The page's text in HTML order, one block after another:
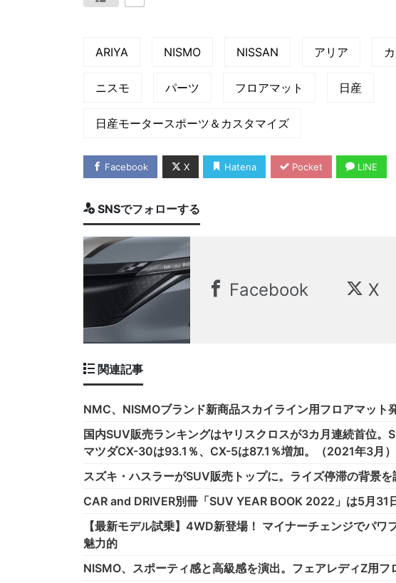
ARIYA NISMO NISSAN アリア
ニスモ パーツ フロアマット 日産
日産モータースポーツ＆カスタマイズ
Facebook X Hatena Pocket LINE
SNSでフォローする
Facebook X
関連記事
NMC、NISMOブランド新商品スカイライン用フロアマット
国内SUV販売ランキングはヤリスクロスが3カ月連続首位。
マツダCX-30は93.1％、CX-5は87.1％増加。（2021年3月）
スズキ・ハスラーがSUV販売トップに。ライズ停滞の背景
CAR and DRIVER別冊「SUV YEAR BOOK 2022」は5月31
【最新モデル試乗】4WD新登場！ マイナーチェンジでパ
魅力的
NISMO、スポーティ感と高級感を演出。フェアレディZ用